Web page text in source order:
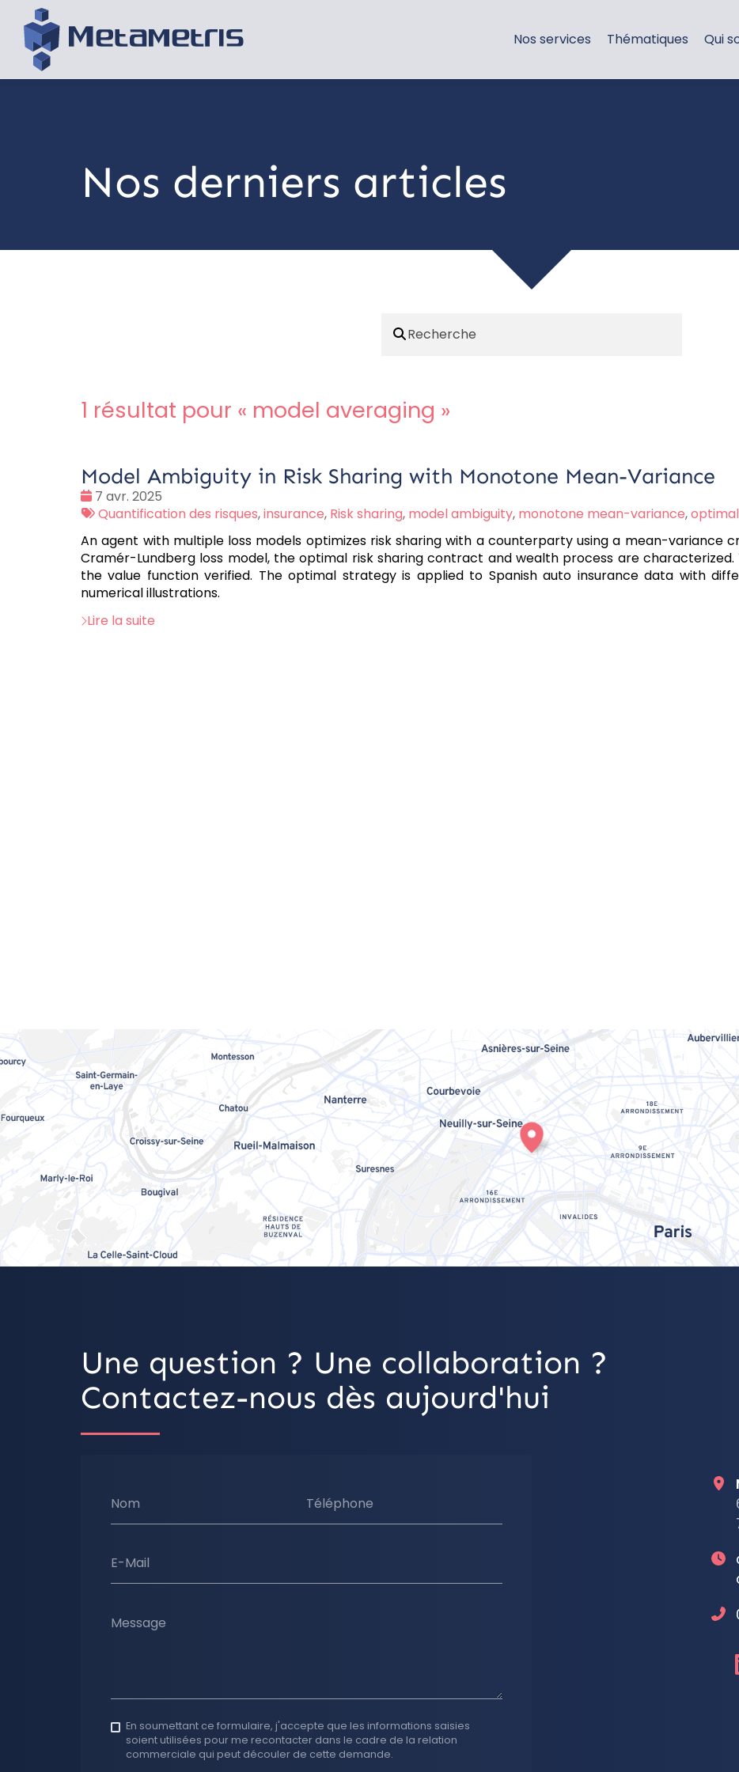
Nos services Thématiques Qui
Nos derniers articles
1 résultat pour « model averaging »
Model Ambiguity in Risk Sharing with Monotone Mean-Variance
Date
:
7 avr. 2025
Tags
Quantification des risques,insurance, Risk sharing, model ambiguity, monotone mean-variance,
An agent with multiple loss models optimizes risk sharing with a counterparty using a mean-variance
Cramér-Lundberg loss model, the optimal risk sharing contract and wealth process are
the value function verified. The optimal strategy is applied to Spanish auto insurance data with
numerical illustrations.
Lire la suite
Une question ? Une collaboration ?
Contactez-nous dès aujourd'hui
Nom Téléphone
E-Mail
Message
En soumettant ce formulaire, j'accepte que les informations saisies
soient utilisées pour me recontacter dans le cadre de la relation
commerciale qui peut découler de cette demande.